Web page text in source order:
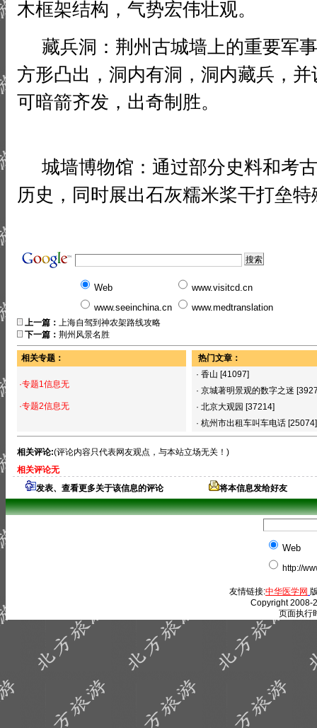
木框架结构，气势宏伟壮观。
藏兵洞：荆州古城墙上的重要军
方形凸出，洞内有洞，洞内藏兵，
可暗箭齐发，出奇制胜。
城墙博物馆：通过部分史料和考
历史，同时展出石灰糯米桨干打垒
Web
www.visitcd.cn
www.seeinchina.cn
www.medtranslation
上一篇： 上海自驾到神农架路线攻略
下一篇： 荆州风景名胜
相关专题：
·专题1信息无
·专题2信息无
热门文章：
· 香山 [41097]
· 京城著明景观的数字之迷
· 北京大观园 [37214]
· 杭州市出租车叫车电话 [25074]
相关评论:(评论内容只代表网友观点，与本站立场无关！)
相关评论无
发表、查看更多关于该信息的评论
将本信息发给好友
Web
http://
友情链接:中华医学网
Copyright 2008-
页面执行